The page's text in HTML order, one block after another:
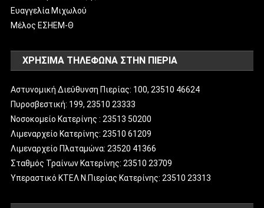
Ευαγγελία Μιχωλού
Μέλος ΕΣΗΕΜ-Θ
ΧΡΗΣΙΜΑ ΤΗΛΕΦΩΝΑ ΣΤΗΝ ΠΙΕΡΙΑ
Αστυνομική Διεύθυνση Πιερίας: 100, 23510 46624
Πυροσβεστική: 199, 23510 23333
Νοσοκομείο Κατερίνης : 23513 50200
Λιμεναρχείο Κατερίνης: 23510 61209
Λιμεναρχείο Πλαταμώνα: 23520 41366
Σταθμός Τραίνων Κατερίνης: 23510 23709
Υπεραστικό ΚΤΕΛ Ν.Πιερίας Κατερίνης: 23510 23313